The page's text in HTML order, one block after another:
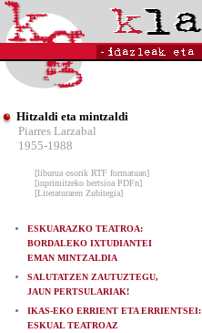
Hitzaldi eta mintzaldi
Piarres Larzabal
1955-1988
[liburua osorik RTF formatuan]
[inprimitzeko bertsioa PDFn]
[Literaturaren Zubitegia]
ESKUARAZKO TEATROA:
BORDALEKO IXTUDIANTEI
EMAN MINTZALDIA
SALUTATZEN ZAUTUZTEGU,
JAUN PERTSULARIAK!
IKAS-EKO ERRIENT ETA ERRIENTSEI:
ESKUAL TEATROAZ